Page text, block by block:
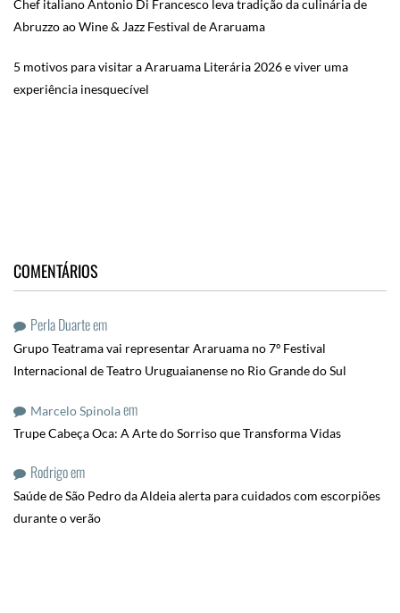
Chef italiano Antonio Di Francesco leva tradição da culinária de
Abruzzo ao Wine & Jazz Festival de Araruama
5 motivos para visitar a Araruama Literária 2026 e viver uma
experiência inesquecível
COMENTÁRIOS
Perla Duarteem
Grupo Teatrama vai representar Araruama no 7º Festival
Internacional de Teatro Uruguaianense no Rio Grande do Sul
Marcelo Spinolaem
Trupe Cabeça Oca: A Arte do Sorriso que Transforma Vidas
Rodrigoem
Saúde de São Pedro da Aldeia alerta para cuidados com escorpiões
durante o verão